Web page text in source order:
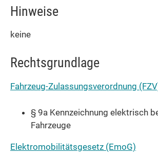
Hinweise
keine
Rechtsgrundlage
Fahrzeug-Zulassungsverordnung
§ 9a Kennzeichnung elektrisch
Fahrzeuge
Elektromobilitätsgesetz (EmoG)